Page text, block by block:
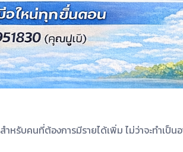
หรับคนที่ต้องการมีรายได้เพิ่ม ไม่ว่าจะทำเ